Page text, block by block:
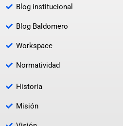
Blog institucional
Blog Baldomero
Workspace
Normatividad
Historia
Misión